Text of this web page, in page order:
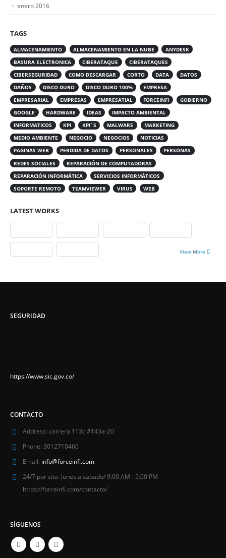
enero 2016
TAGS
ALMACENAMIENTO ALMACENAMIENTO EN LA NUBE
ANYDESK
BASURA ELECTRONICA
CIBERATAQUE
CIBERATAQUES
CIBERSEGURIDAD
COMO DESCARGAR CORTO DATA
DATOS
DAÑOS
DISCO DURO DISCO DURO 100%
EMPRESA
EMPRESARIAL
EMPRESAS EMPRESATIAL FORCEINFI
GOBIERNO
GOOGLE
HARDWARE IDEAS
IMPACTO AMBIENTAL
INFORMATICOS
KPI KPI´S MALWARE
MARKETING
MEDIO AMBIENTE
NEGOCIO NEGOCIOS
NOTICIAS
PAGINAS WEB
PERDIDA DE DATOS PERSONALES
PERSONAS
REDES SOCIALES
REPARACIÓN DE COMPUTADORAS
REPARACIÓN INFORMÁTICA
SERVICIOS INFORMÁTICOS
SOPORTE REMOTO
TEAMVIEWER VIRUS WEB
LATEST WORKS
View More
SEGURIDAD
https://www.sic.gov.co/
CONTACTO
Address: carrera 113c #143a-20
Phone: 3012710460
Email: info@forceinfi.com
24/7 por cita: lunes a sabado/ 9:00 AM - 5:00 PM
https://forceinfi.com/contacto/
SÍGUENOS